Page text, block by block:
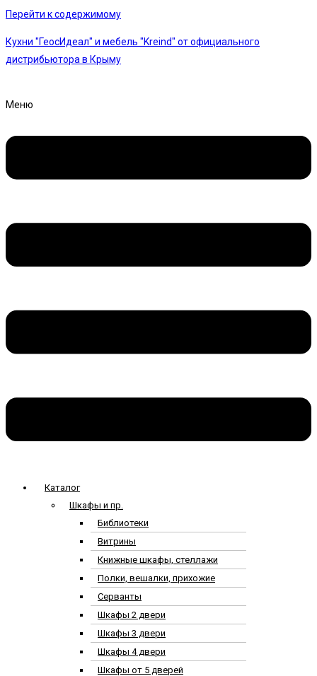
Перейти к содержимому
Кухни "ГеосИдеал" и мебель "Kreind" от официального
дистрибьютора в Крыму
Меню
Каталог
Шкафы и пр.
Библиотеки
Витрины
Книжные шкафы, стеллажи
Полки, вешалки, прихожие
Серванты
Шкафы 2 двери
Шкафы 3 двери
Шкафы 4 двери
Шкафы от 5 дверей